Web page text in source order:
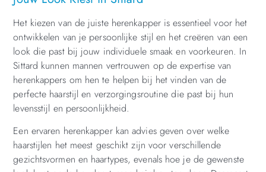
Het kiezen van de juiste herenkapper is essentieel voor het
ontwikkelen van je persoonlijke stijl en het creëren van een
look die past bij jouw individuele smaak en voorkeuren. In
Sittard kunnen mannen vertrouwen op de expertise van
herenkappers om hen te helpen bij het vinden van de
perfecte haarstijl en verzorgingsroutine die past bij hun
levensstijl en persoonlijkheid.
Een ervaren herenkapper kan advies geven over welke
haarstijlen het meest geschikt zijn voor verschillende
gezichtsvormen en haartypes, evenals hoe je de gewenste